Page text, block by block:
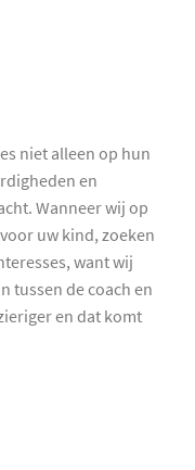
niet alleen op hun
en
Wanneer wij op
uw kind, zoeken
want wij
tussen de coach en
en dat komt